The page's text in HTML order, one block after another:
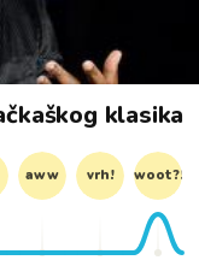
klasika
aww vrh! woot?!